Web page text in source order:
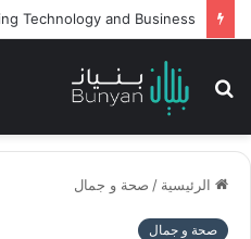
بحث
الرئيسية / صحة و جمال
صحة و جمال